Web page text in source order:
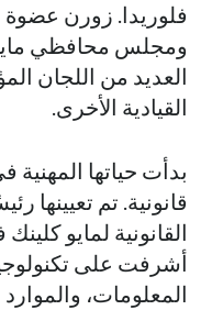
فلوريدا. زورن عضوة
ومجلس محافظي
العديد من اللجان
القيادية الأخرى.
قانونية. تم تعيينها
أشرفت على
المعلومات،